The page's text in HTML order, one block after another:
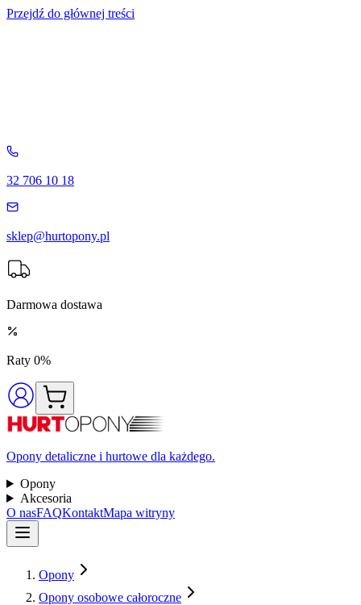
Przejdź do głównej treści
32 706 10 18
sklep@hurtopony.pl
Darmowa dostawa
Raty 0%
Opony detaliczne i hurtowe dla każdego.
Opony
Akcesoria
O nasFAQKontaktMapa witryny
Opony
Opony osobowe całoroczne